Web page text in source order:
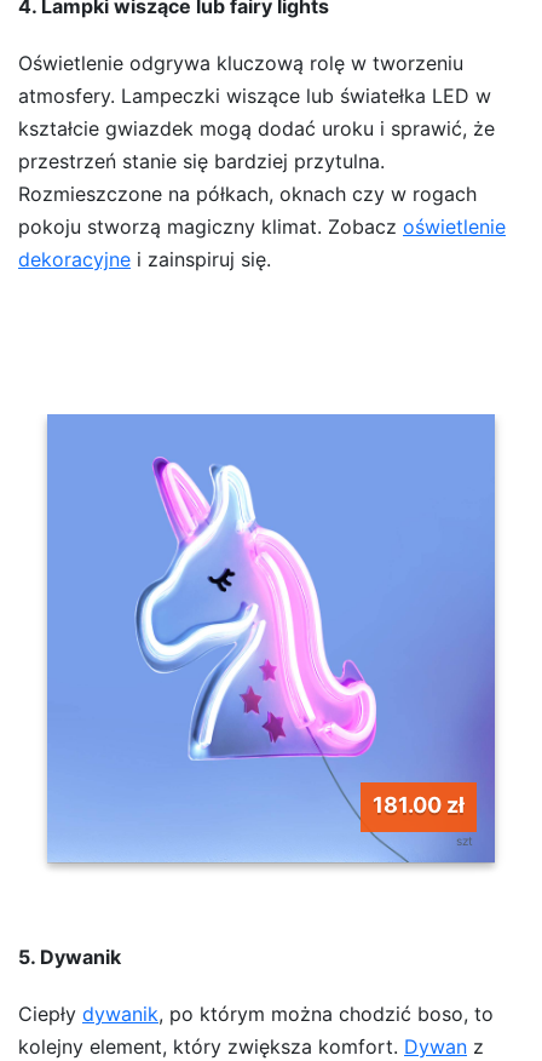
4. Lampki wiszące lub fairy lights
Oświetlenie odgrywa kluczową rolę w tworzeniu
atmosfery. Lampeczki wiszące lub światełka LED w
kształcie gwiazdek mogą dodać uroku i sprawić, że
przestrzeń stanie się bardziej przytulna.
Rozmieszczone na półkach, oknach czy w rogach
pokoju stworzą magiczny klimat. Zobacz oświetlenie
dekoracyjne i zainspiruj się.
181.00 zł
szt
5. Dywanik
Ciepły dywanik, po którym można chodzić boso, to
kolejny element, który zwiększa komfort. Dywan z